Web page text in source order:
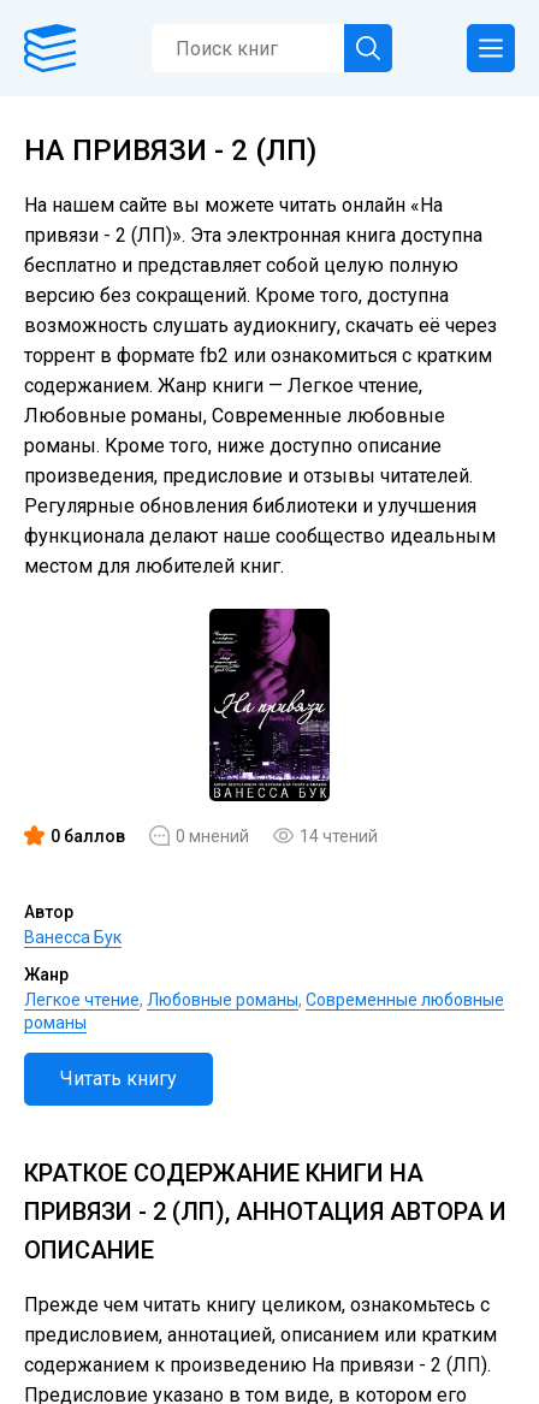
НА ПРИВЯЗИ - 2 (ЛП)
На нашем сайте вы можете читать онлайн «На
привязи - 2 (ЛП)». Эта электронная книга доступна
бесплатно и представляет собой целую полную
версию без сокращений. Кроме того, доступна
возможность слушать аудиокнигу, скачать её через
торрент в формате fb2 или ознакомиться с кратким
содержанием. Жанр книги — Легкое чтение,
Любовные романы, Современные любовные
романы. Кроме того, ниже доступно описание
произведения, предисловие и отзывы читателей.
Регулярные обновления библиотеки и улучшения
функционала делают наше сообщество идеальным
местом для любителей книг.
0 баллов 0 мнений 14 чтений
Автор
Жанр
Легкое чтение
Читать книгу
КРАТКОЕ СОДЕРЖАНИЕ КНИГИ НА
ПРИВЯЗИ - 2 (ЛП), АННОТАЦИЯ АВТОРА И
Прежде чем читать книгу целиком, ознакомьтесь с
предисловием, аннотацией, описанием или кратким
содержанием к произведению На привязи - 2 (ЛП).